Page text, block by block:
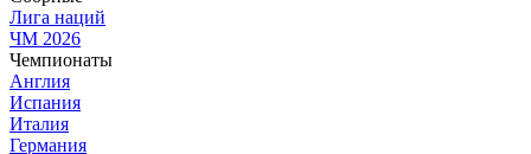
Лига наций
ЧМ 2026
Чемпионаты
Англия
Испания
Италия
Германия